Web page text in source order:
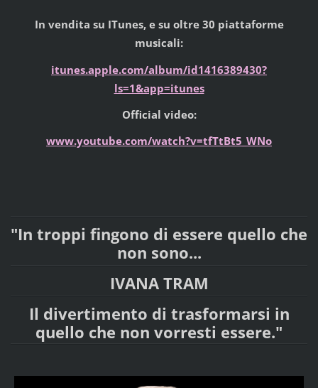
In vendita su ITunes, e su oltre 30 piattaforme
musicali:
itunes.apple.com/album/id1416389430?
ls=1&app=itunes
Official video:
www.youtube.com/watch?v=tfTtBt5_WNo
"In troppi fingono di essere quello che
non sono...
IVANA TRAM
Il divertimento di trasformarsi in
quello che non vorresti essere."